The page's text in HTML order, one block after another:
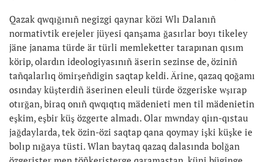
Qazak qwqığınıñ negizgi qaynar közi Wlı Dalanıñ
normativtik erejeler jüyesi qanşama ğasırlar boyı tikeley
jäne janama türde är türli memleketter tarapınan qısım
körip, olardın ideologiyasınıñ äserin sezinse de, öziniñ
tañqalarlıq ömirşeñdigin saqtap keldi. Ärine, qazaq qoğamı
osınday küşterdiñ äserinen eleuli türde özgeriske wşırap
otırğan, biraq onıñ qwqıqtıq mädenieti men til mädenietin
eşkim, eşbir küş özgerte almadı. Olar mwnday qiın-qıstau
jağdaylarda, tek özin-özi saqtap qana qoymay işki küşke ie
bolıp nığaya tüsti. Wlan baytaq qazaq dalasında bolğan